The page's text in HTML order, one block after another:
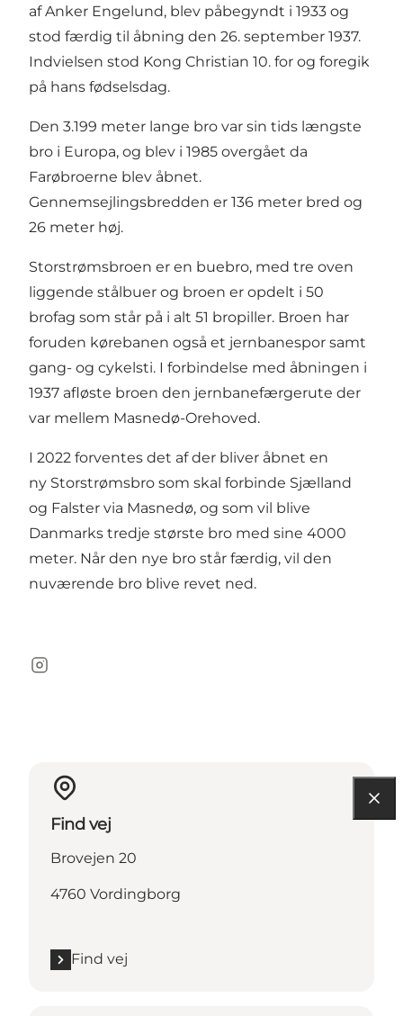
af Anker Engelund, blev påbegyndt i 1933 og
stod færdig til åbning den 26. september 1937.
Indvielsen stod Kong Christian 10. for og foregik
på hans fødselsdag.
Den 3.199 meter lange bro var sin tids længste
bro i Europa, og blev i 1985 overgået da
Farøbroerne blev åbnet.
Gennemsejlingsbredden er 136 meter bred og
26 meter høj.
Storstrømsbroen er en buebro, med tre oven
liggende stålbuer og broen er opdelt i 50
brofag som står på i alt 51 bropiller. Broen har
foruden kørebanen også et jernbanespor samt
gang- og cykelsti. I forbindelse med åbningen i
1937 afløste broen den jernbanefærgerute der
var mellem Masnedø-Orehoved.
I 2022 forventes det af der bliver åbnet en
ny Storstrømsbro som skal forbinde Sjælland
og Falster via Masnedø, og som vil blive
Danmarks tredje største bro med sine 4000
meter. Når den nye bro står færdig, vil den
nuværende bro blive revet ned.
Instagram
Find vej
Brovejen 20
4760 Vordingborg
Find vej